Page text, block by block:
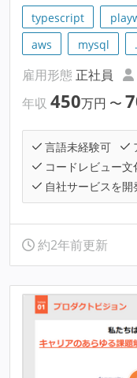
typescript
aws
mysql
雇用形態 正社員
年収 450万円 〜
言語未経験可
コードレビュー文
自社サービスを開
約2年前更新